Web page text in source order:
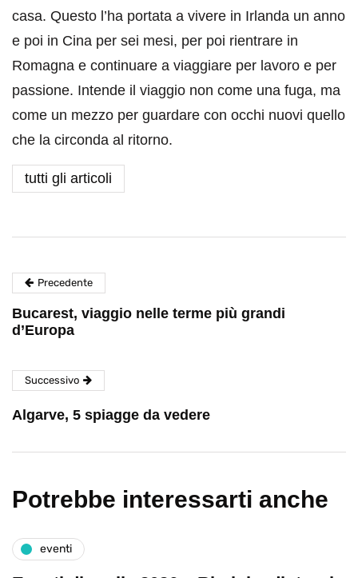
casa. Questo l’ha portata a vivere in Irlanda un anno
e poi in Cina per sei mesi, per poi rientrare in
Romagna e continuare a viaggiare per lavoro e per
passione. Intende il viaggio non come una fuga, ma
come un mezzo per guardare con occhi nuovi quello
che la circonda al ritorno.
tutti gli articoli
Precedente
Bucarest, viaggio nelle terme più grandi
d’Europa
Successivo
Algarve, 5 spiagge da vedere
Potrebbe interessarti anche
eventi